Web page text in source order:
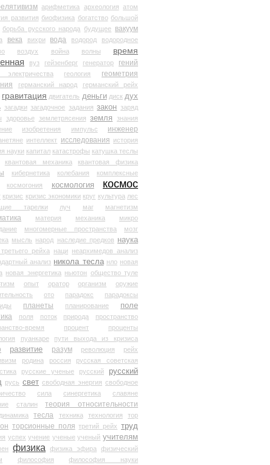
арифметика археология атом
развития биофизика богатство большой
борьба русского народа будущее вакуум
века вихри вода водород
водородное
воздух война волны
время
вуз гейзенберг генератор гений
электричества геология
геометрия
германский народ
германский рейх
гравитация двигатель деньги диск дух
загадки загадочное задания закон заряд
здоровье землетрясения земля
знания
изобретения импульс инженер
интеллект исследования история
науки капитал катастрофы катушка теслы
квантовая механика квантовая физика
кибернетика колебания
комплексные
космогония космология космос
кризис кризис экономики круг культура лес
тарелки
луч маг магнетизм
материя механика
микро
многомерные пространства
мозг
мысль народ наследие предков наука
рейха наци
неархимедов анализ
анализ никола тесла нло новая
новая энергетика ньютон общество туле
опыт оратор организм
оружие
ото парадокс
парадоксы
планеты планирование
поле
поля поток природа
пространство
время
процент
проценты
пуанкаре пути выхода из кризиса
развитие разум революция
рейх
родина россия
русская советская
русские ученые русский
русский
русь свет свободная энергия свободное
сила синергетика
славяне
сталин теория относительности
тесла техника технология тор
торсионные поля третий рейх труд
успех учение ученые ученый учителям
физика физика эфира
физический
философия философия науки